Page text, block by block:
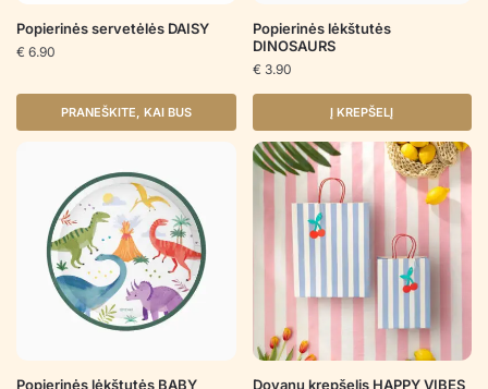
Popierinės servetėlės DAISY
€ 6.90
PRANEŠKITE, KAI BUS
Popierinės lėkštutės
DINOSAURS
€ 3.90
Į KREPŠELĮ
Popierinės lėkštutės BABY
Dovanų krepšelis HAPPY VIBES